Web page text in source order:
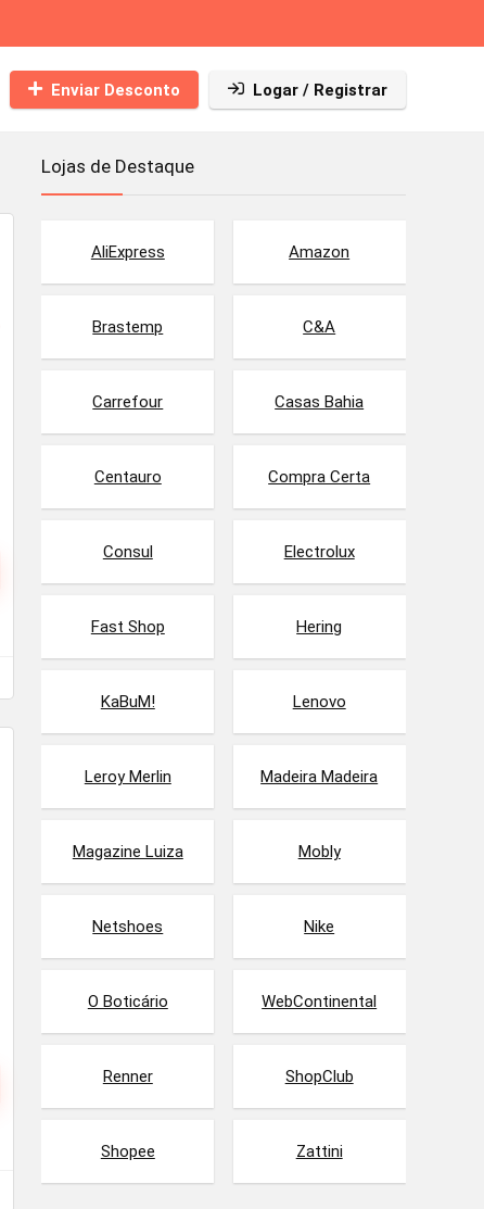
Enviar Desconto Logar / Registrar
Lojas de Destaque
AliExpress Amazon
Brastemp C&A
Carrefour Casas Bahia
Centauro Compra Certa
Consul Electrolux
Fast Shop Hering
KaBuM! Lenovo
Leroy Merlin Madeira Madeira
Magazine Luiza Mobly
Netshoes Nike
O Boticário WebContinental
Renner ShopClub
Shopee Zattini